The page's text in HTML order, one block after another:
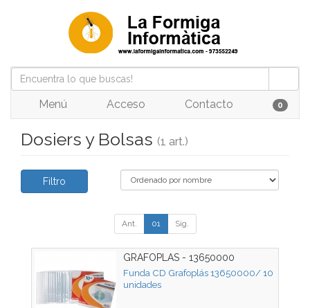
Menú Acceso Contacto 0
Dosiers y Bolsas (1 art.)
Filtro
Ant. 01 Sig.
GRAFOPLAS - 13650000
Funda CD Grafoplás 13650000/ 10
unidades